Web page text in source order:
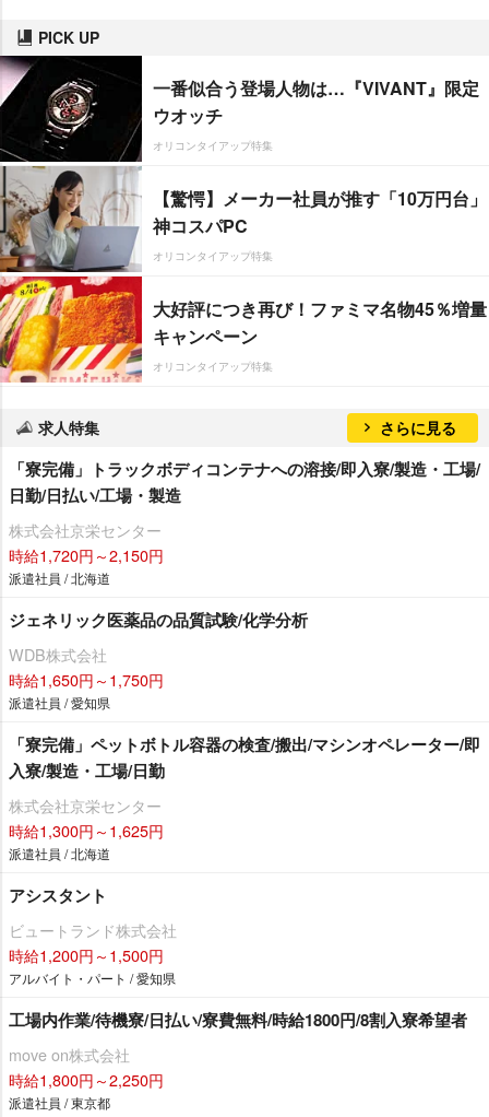
PICK UP
一番似合う登場人物は…『VIVANT』限定
ウオッチ
オリコンタイアップ特集
【驚愕】メーカー社員が推す「10万円台」
神コスパPC
オリコンタイアップ特集
大好評につき再び！ファミマ名物45％増量
キャンペーン
オリコンタイアップ特集
求人特集 さらに見る
「寮完備」トラックボディコンテナへの溶接/即入寮/製造・工場/
日勤/日払い/工場・製造
株式会社京栄センター
時給1,720円～2,150円
派遣社員 / 北海道
ジェネリック医薬品の品質試験/化学分析
WDB株式会社
時給1,650円～1,750円
派遣社員 / 愛知県
「寮完備」ペットボトル容器の検査/搬出/マシンオペレーター/即
入寮/製造・工場/日勤
株式会社京栄センター
時給1,300円～1,625円
派遣社員 / 北海道
アシスタント
ビュートランド株式会社
時給1,200円～1,500円
アルバイト・パート / 愛知県
工場内作業/待機寮/日払い/寮費無料/時給1800円/8割入寮希望者
move on株式会社
時給1,800円～2,250円
派遣社員 / 東京都